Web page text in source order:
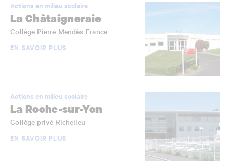
Actions en milieu scolaire
La Châtaigneraie
Collège Pierre Mendès-France
EN SAVOIR PLUS
Actions en milieu scolaire
La Roche-sur-Yon
Collège privé Richelieu
EN SAVOIR PLUS